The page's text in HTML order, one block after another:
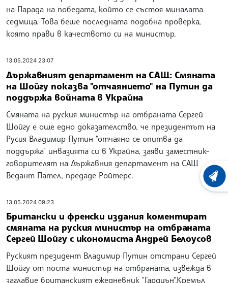
на Парада на победата, който се състоя миналата
седмица. Това беше последната подобна проверка,
която прави в качеството си на министър.
13.05.2024 23:07
Държавният департамент на САЩ: Смяната
на Шойгу показва "отчаянието" на Путин да
поддържа войната в Украйна
Смяната на руския министър на отбраната Сергей
Шойгу е още едно доказателство, че президентът на
Русия Владимир Путин "отчаяно се опитва да
поддържа" инвазията си в Украйна, заяви заместник-
говорителят на Държавния департамент на САЩ
Ведант Пател, предаде Ройтерс.
13.05.2024 09:23
Британски и френски издания коментират
смяната на руския министър на отбраната
Сергей Шойгу с икономиста Андрей Белоусов
Руският президент Владимир Путин отстрани Сергей
Шойгу от поста министър на отбраната, извежда в
заглавие британският ежедневник "Гардиън".Кремъл